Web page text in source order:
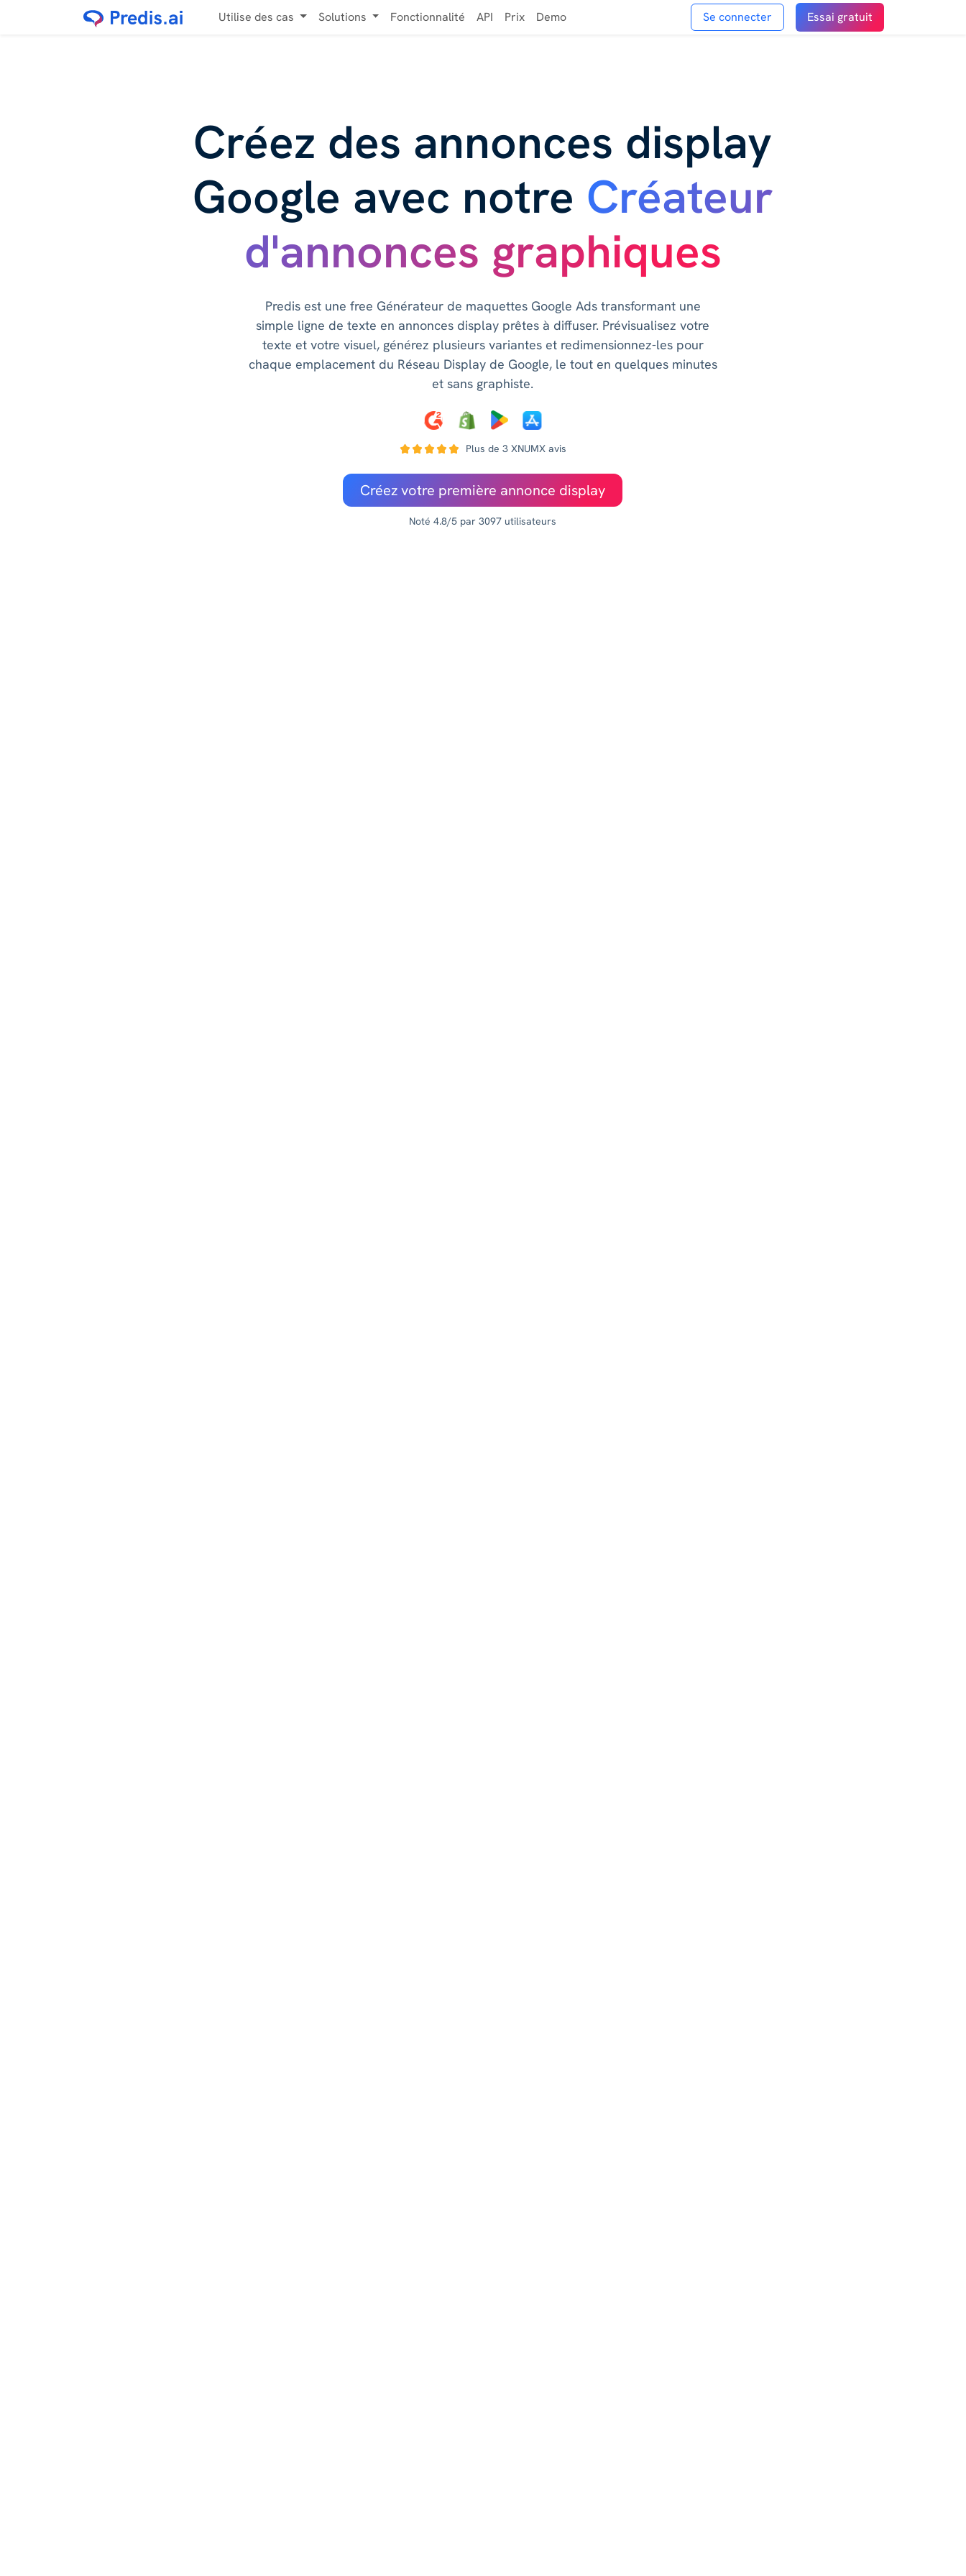
Utilise des cas Solutions Fonctionnalité API Prix Demo Se connecter Essai gratuit
Créez des annonces display
Google avec notre Créateur
d'annonces graphiques
Predis est une free Générateur de maquettes Google Ads transformant une
simple ligne de texte en annonces display prêtes à diffuser. Prévisualisez votre
texte et votre visuel, générez plusieurs variantes et redimensionnez-les pour
chaque emplacement du Réseau Display de Google, le tout en quelques minutes
et sans graphiste.
Plus de 3 XNUMX avis
Créez votre première annonce display
Noté 4.8/5 par 3097 utilisateurs